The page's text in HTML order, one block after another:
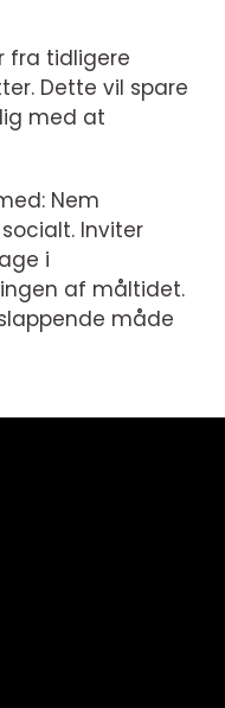
fra tidligere
Dette vil spare
med at
Nem
Inviter
i
af måltidet.
måde